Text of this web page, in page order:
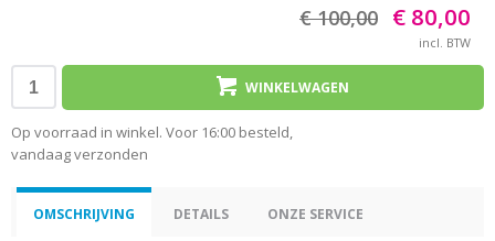
€ 100,00 € 80,00
incl. BTW
WINKELWAGEN
Op voorraad in winkel. Voor 16:00 besteld,
vandaag verzonden
OMSCHRIJVING DETAILS ONZE SERVICE